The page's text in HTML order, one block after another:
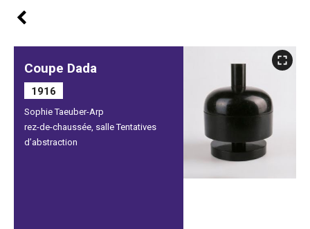
Coupe Dada
1916
Sophie Taeuber-Arp
rez-de-chaussée, salle Tentatives
d’abstraction